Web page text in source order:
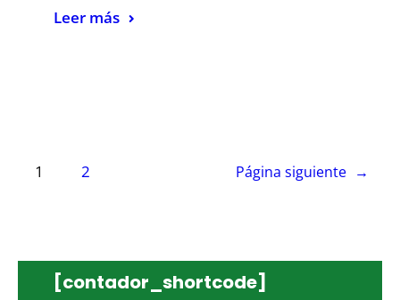
Leer más
1 2 Página siguiente →
[contador_shortcode]